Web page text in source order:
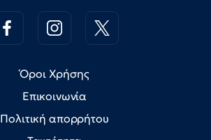
Όροι Χρήσης
Επικοινωνία
Πολιτική απορρήτου